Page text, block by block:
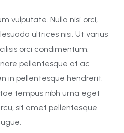
vulputate. Nulla nisi orci,
ultrices nisi. Ut varius
orci condimentum.
pellentesque at ac
in pellentesque hendrerit,
tempus nibh urna eget
sit amet pellentesque